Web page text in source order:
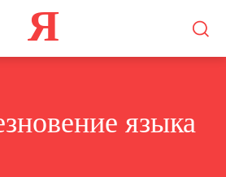
Я
языка